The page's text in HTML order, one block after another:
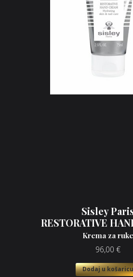
Sisley
RESTORATIVE
Krema za ruke
96,00 €
Dodaj u košaricu